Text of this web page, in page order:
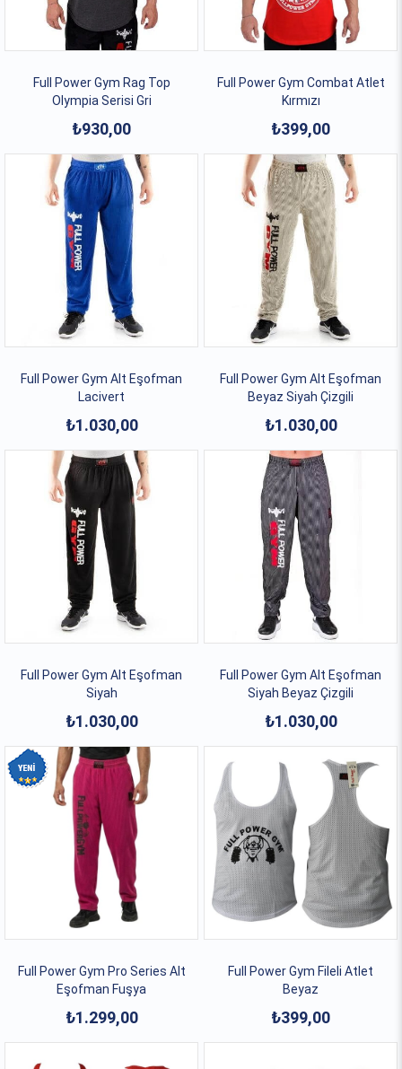
Full Power Gym Rag Top
Olympia Serisi Gri
₺930,00
Full Power Gym Combat Atlet
Kırmızı
₺399,00
Full Power Gym Alt Eşofman
Lacivert
₺1.030,00
Full Power Gym Alt Eşofman
Beyaz Siyah Çizgili
₺1.030,00
Full Power Gym Alt Eşofman
Siyah
₺1.030,00
Full Power Gym Alt Eşofman
Siyah Beyaz Çizgili
₺1.030,00
Full Power Gym Pro Series Alt
Eşofman Fuşya
₺1.299,00
Full Power Gym Fileli Atlet
Beyaz
₺399,00